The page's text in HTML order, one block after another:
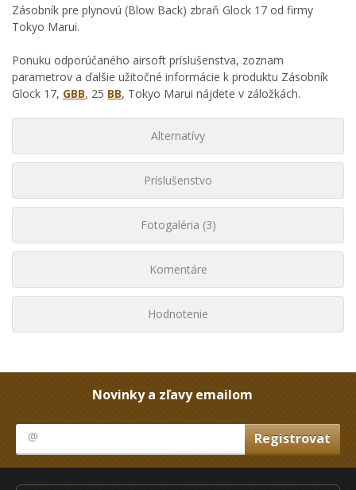
Zásobník pre plynovú (Blow Back) zbraň Glock 17 od firmy
Tokyo Marui.
Ponuku odporúčaného airsoft príslušenstva, zoznam
parametrov a ďalšie užitočné informácie k produktu Zásobník
Glock 17, GBB, 25 BB, Tokyo Marui nájdete v záložkách.
Alternatívy
Príslušenstvo
Fotogaléria (3)
Komentáre
Hodnotenie
Novinky a zľavy emailom